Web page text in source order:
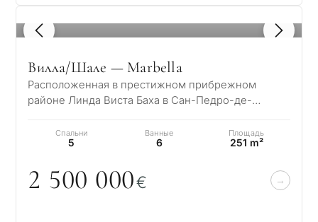
1 / 8
Вилла/Шале — Marbella
Расположенная в престижном прибрежном
районе Линда Виста Баха в Сан-Педро-де-
изысканно…
Спальни
5
Ванные
6
Площадь
251 m²
2 500 000€